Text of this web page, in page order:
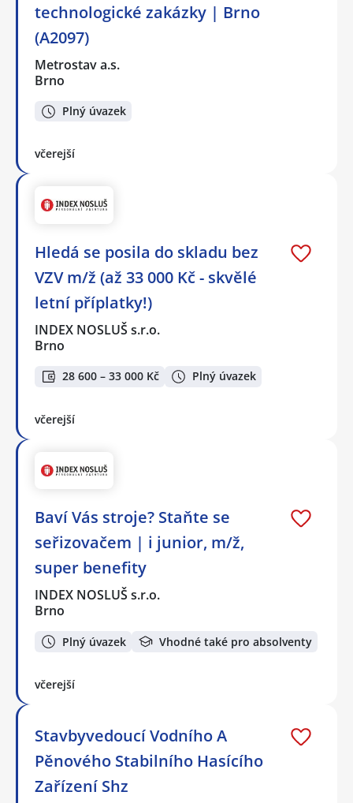
technologické zakázky | Brno
(A2097)
Metrostav a.s.
Brno
Plný úvazek
včerejší
Hledá se posila do skladu bez
VZV m/ž (až 33 000 Kč - skvělé
letní příplatky!)
INDEX NOSLUŠ s.r.o.
Brno
28 600 – 33 000 Kč Plný úvazek
včerejší
Baví Vás stroje? Staňte se
seřizovačem | i junior, m/ž,
super benefity
INDEX NOSLUŠ s.r.o.
Brno
Plný úvazek Vhodné také pro absolventy
včerejší
Stavbyvedoucí Vodního A
Pěnového Stabilního Hasícího
Zařízení Shz